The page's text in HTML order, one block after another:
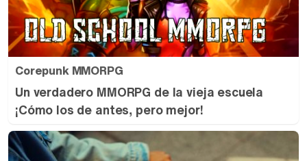
Corepunk MMORPG
Un verdadero MMORPG de la vieja escuela
¡Cómo los de antes, pero mejor!